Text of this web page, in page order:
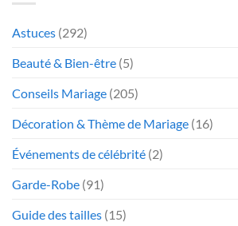
Astuces (292)
Beauté & Bien-être (5)
Conseils Mariage (205)
Décoration & Thème de Mariage (16)
Événements de célébrité (2)
Garde-Robe (91)
Guide des tailles (15)